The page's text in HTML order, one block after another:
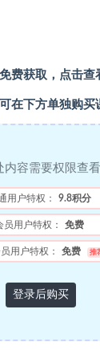
费获取，点击查
在下方单独购买
内容需要权限查看
用户特权： 9.8积分
员用户特权： 免费
用户特权： 免费 推
登录后购买